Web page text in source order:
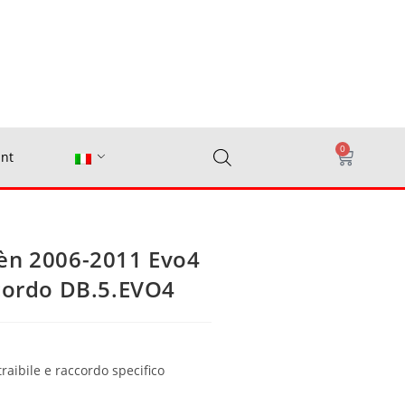
0
2006-2011 Evo4
DB.5.EVO4
e raccordo specifico